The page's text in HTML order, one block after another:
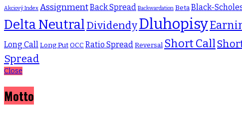
Akciový Index AssignmentBack Spread Backwardation BetaBlack-
Delta Neutral DividendyDluhopisy
Long CallLong PutOCC Ratio SpreadReversal Short Call
Spread
Close
Motto